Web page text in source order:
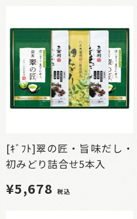
[ｷﾞﾌﾄ]翠の匠・旨味だし・
初みどり詰合せ5本入
¥5,678 税込